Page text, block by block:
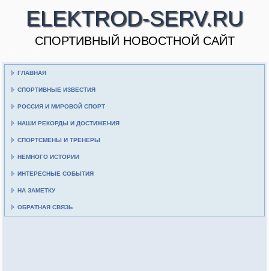
ELEKTROD-SERV.RU
CПОРТИВНЫЙ НОВОСТНОЙ САЙТ
ГЛАВНАЯ
СПОРТИВНЫЕ ИЗВЕСТИЯ
РОССИЯ И МИРОВОЙ СПОРТ
НАШИ РЕКОРДЫ И ДОСТИЖЕНИЯ
СПОРТСМЕНЫ И ТРЕНЕРЫ
НЕМНОГО ИСТОРИИ
ИНТЕРЕСНЫЕ СОБЫТИЯ
НА ЗАМЕТКУ
ОБРАТНАЯ СВЯЗЬ